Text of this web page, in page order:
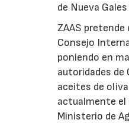
de Nueva
ZAAS
Consejo
poniendo en
autoridades
aceites de
actualmente el
Ministerio de